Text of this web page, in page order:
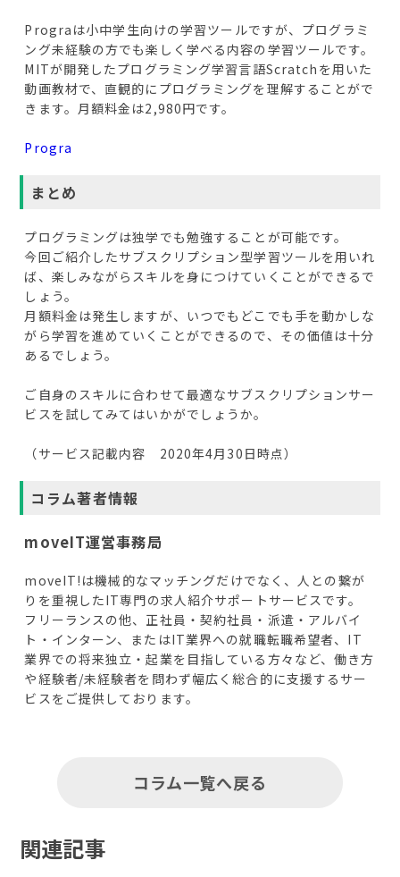
Prograは小中学生向けの学習ツールですが、プログラミ
ング未経験の方でも楽しく学べる内容の学習ツールです。
MITが開発したプログラミング学習言語Scratchを用いた
動画教材で、直観的にプログラミングを理解することがで
きます。月額料金は2,980円です。
Progra
まとめ
プログラミングは独学でも勉強することが可能です。
今回ご紹介したサブスクリプション型学習ツールを用いれ
ば、楽しみながらスキルを身につけていくことができるで
しょう。
月額料金は発生しますが、いつでもどこでも手を動かしな
がら学習を進めていくことができるので、その価値は十分
あるでしょう。
ご自身のスキルに合わせて最適なサブスクリプションサー
ビスを試してみてはいかがでしょうか。
（サービス記載内容 2020年4月30日時点）
コラム著者情報
moveIT運営事務局
moveIT!は機械的なマッチングだけでなく、人との繋が
りを重視したIT専門の求人紹介サポートサービスです。
フリーランスの他、正社員・契約社員・派遣・アルバイ
ト・インターン、またはIT業界への就職転職希望者、IT
業界での将来独立・起業を目指している方々など、働き方
や経験者/未経験者を問わず幅広く総合的に支援するサー
ビスをご提供しております。
コラム一覧へ戻る
関連記事